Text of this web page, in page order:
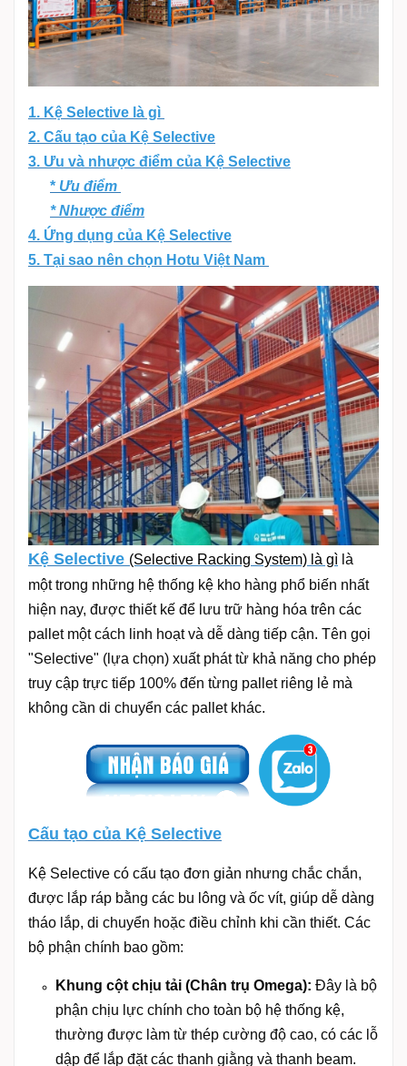
1. Kệ Selective là gì
2. Cấu tạo của Kệ Selective
3. Ưu và nhược điểm của Kệ Selective
* Ưu điểm
* Nhược điểm
4. Ứng dụng của Kệ Selective
5. Tại sao nên chọn Hotu Việt Nam
Kệ Selective (Selective Racking System) là gì là
một trong những hệ thống kệ kho hàng phổ biến nhất
hiện nay, được thiết kế để lưu trữ hàng hóa trên các
pallet một cách linh hoạt và dễ dàng tiếp cận. Tên gọi
"Selective" (lựa chọn) xuất phát từ khả năng cho phép
truy cập trực tiếp 100% đến từng pallet riêng lẻ mà
không cần di chuyển các pallet khác.
Cấu tạo của Kệ Selective
Kệ Selective có cấu tạo đơn giản nhưng chắc chắn,
được lắp ráp bằng các bu lông và ốc vít, giúp dễ dàng
tháo lắp, di chuyển hoặc điều chỉnh khi cần thiết. Các
bộ phận chính bao gồm:
Khung cột chịu tải (Chân trụ Omega): Đây là bộ
phận chịu lực chính cho toàn bộ hệ thống kệ,
thường được làm từ thép cường độ cao, có các lỗ
dập để lắp đặt các thanh giằng và thanh beam.